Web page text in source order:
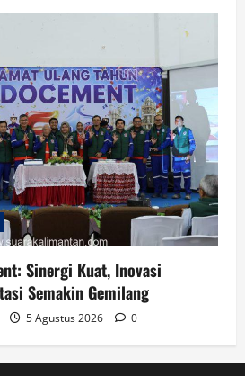
Sinergi Kuat, Inovasi
Semakin Gemilang
5 Agustus 2026 0